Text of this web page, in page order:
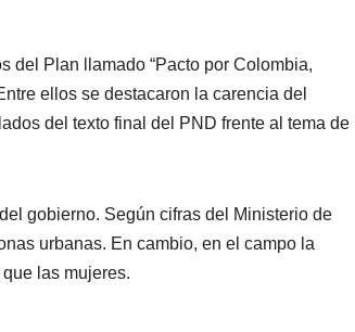
del Plan llamado “Pacto por Colombia,
ellos se destacaron la carencia del
del texto final del PND frente al tema de
gobierno. Según cifras del Ministerio de
urbanas. En cambio, en el campo la
las mujeres.